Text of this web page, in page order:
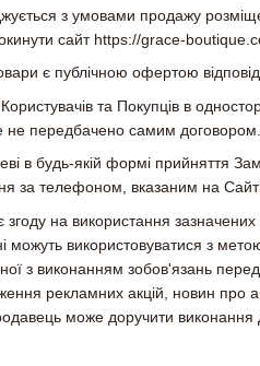
з умовами продажу
сайт https://grace-
є публічною офертою
та Покупців в
не передбачено самим договором.
в будь-якій формі прийняття
за телефоном, вказаним на
на використання зазначених
використовуватися з
з виконанням зобов'язань
рекламних акцій, новин про
може доручити виконання